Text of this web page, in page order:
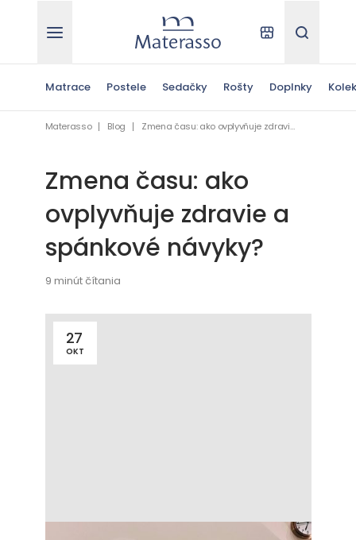
Materasso Kde kúpiťHľadať
Matrace Postele Sedačky Rošty Doplnky
Materasso Blog Zmena času: ako ovplyvňuje zdravie a spánkové návyky?
Zmena času: ako
ovplyvňuje zdravie a
spánkové návyky?
9 minút čítania
27
OKT